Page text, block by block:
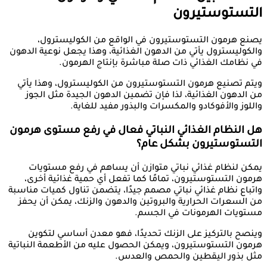
التستوستيرون
يصنع هرمون التستوستيرون في الواقع من الكوليسترول،
والكوليسترول يأتي من الدهون الغذائية، وهذا يجعل نوعية الدهون
في نظامك الغذائي ذات صلة مباشرة بإنتاج الهرمون.
ويتم تصنيع هرمون التستوستيرون من الكوليسترول، وهذا يأتي
من الدهون الغذائية، لذا فإن تضمين الدهون الجيدة مثل الجوز
واللوز والأفوكادو والمكسرات والبذور مفيد للغاية.
هل النظام الغذائي النباتي فعال في رفع مستوى هرمون
التستوستيرون بشكل عام؟
يمكن لنظام غذائي نباتي متوازن أن يساهم في رفع مستويات
هرمون التستوستيرون، تمامًا كما تفعل أي حمية غذائية أخرى،
واتباع نظام غذائي نباتي مصمم جيدًا، يتضمن تناول كميات مناسبة
من السعرات الحرارية والبروتين والدهون والزنك، يمكن أن يحفز
مستويات الهرمونات في الجسم.
وينصح بالتركيز على الزنك تحديدًا، فهو معدن أساسي لتكوين
هرمون التستوستيرون، ويمكن الحصول عليه من الأطعمة النباتية
مثل بذور اليقطين والحمص والعدس.